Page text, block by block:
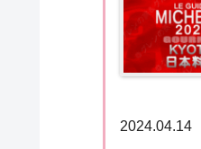
2024.04.14